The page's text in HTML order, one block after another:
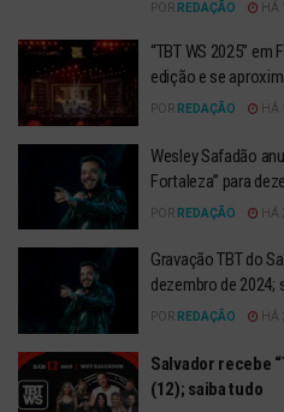
POR REDAÇÃO HÁ
“TBT WS 2025”
edição e se
POR REDAÇÃO HÁ
Wesley Safadão
Fortaleza” para
POR REDAÇÃO HÁ
Gravação TBT do
dezembro de 2024;
POR REDAÇÃO HÁ
Salvador recebe
(12); saiba tudo